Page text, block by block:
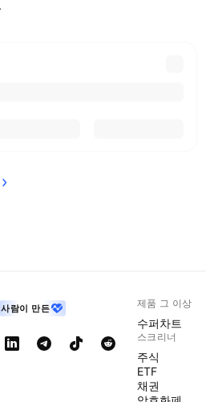
사람이 만든 제품 그 이상
수퍼차트
스크리너
주식
ETF
채권